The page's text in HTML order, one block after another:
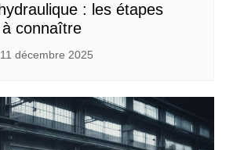
: les étapes
connaître
11 décembre 2025